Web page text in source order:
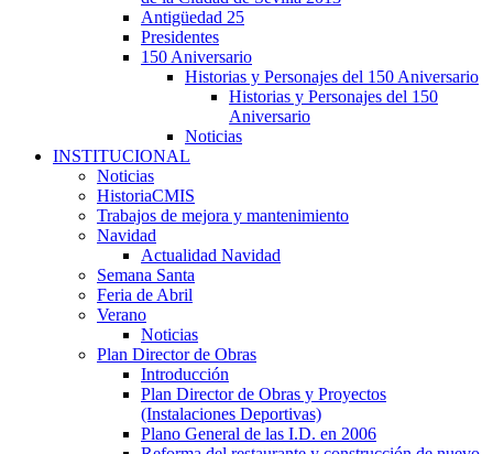
Antigüedad 25
Presidentes
150 Aniversario
Historias y Personajes del 150 Aniversario
Historias y Personajes del 150
Aniversario
Noticias
INSTITUCIONAL
Noticias
HistoriaCMIS
Trabajos de mejora y mantenimiento
Navidad
Actualidad Navidad
Semana Santa
Feria de Abril
Verano
Noticias
Plan Director de Obras
Introducción
Plan Director de Obras y Proyectos
(Instalaciones Deportivas)
Plano General de las I.D. en 2006